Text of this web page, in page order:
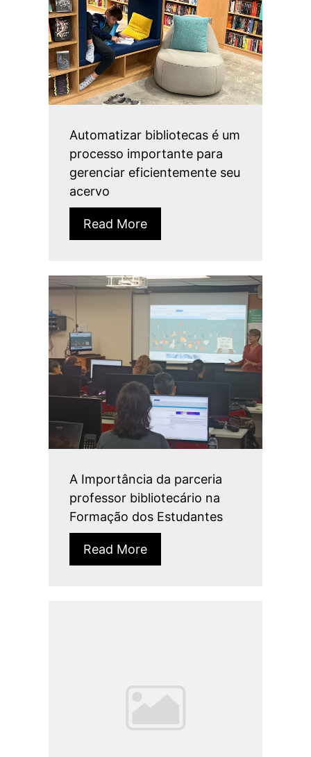
Automatizar bibliotecas é um
processo importante para
gerenciar eficientemente seu
acervo
Read More
A Importância da parceria
professor bibliotecário na
Formação dos Estudantes
Read More